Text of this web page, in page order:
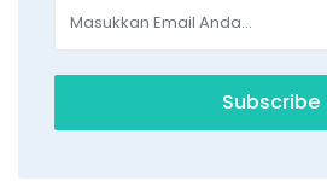
Subscribe